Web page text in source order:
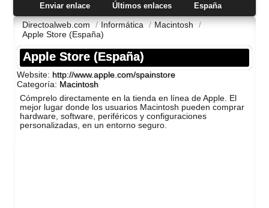
Enviar enlace Últimos enlaces España
Directoalweb.com / Informática / Macintosh /
Apple Store (España)
Apple Store (España)
Website: http://www.apple.com/spainstore
Categoría: Macintosh
Cómprelo directamente en la tienda en lí­nea de Apple. El
mejor lugar donde los usuarios Macintosh pueden comprar
hardware, software, periféricos y configuraciones
personalizadas, en un entorno seguro.